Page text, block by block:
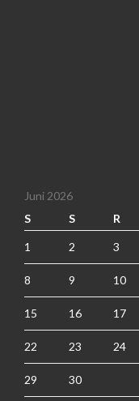
Juni 2026
S
S R
1 2 3
8 9 10
15 16 17
22 23 24
29 30